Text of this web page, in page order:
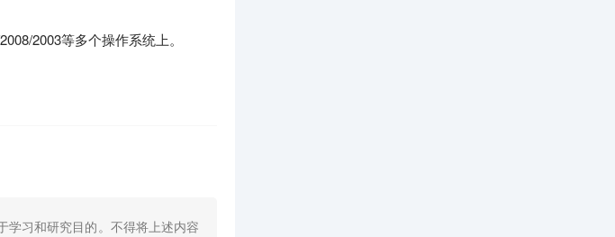
2003等多个操作系统上。
学习和研究目的。不得将上述内容